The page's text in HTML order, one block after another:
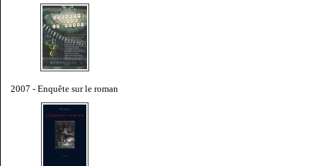
2007 - Enquête sur le roman